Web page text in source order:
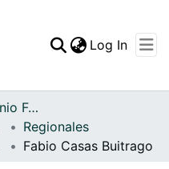
Statistics
Log In
Archivo del Patrimonio Fotográfico y Fílmico del Valle del Cauca
Regionales
Fabio Casas Buitrago